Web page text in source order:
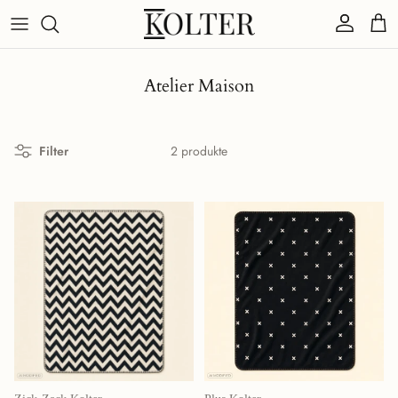
Konto
Atelier Maison
Filter 2 produkte